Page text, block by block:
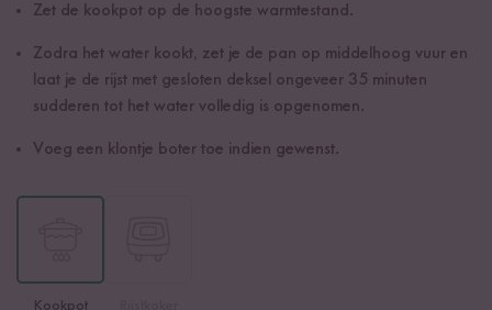
Zet de kookpot op de hoogste warmtestand.
Zodra het water kookt, zet je de pan op middelhoog vuur en
laat je de rijst met gesloten deksel ongeveer 35 minuten
sudderen tot het water volledig is opgenomen.
Voeg een klontje boter toe indien gewenst.
Kookpot